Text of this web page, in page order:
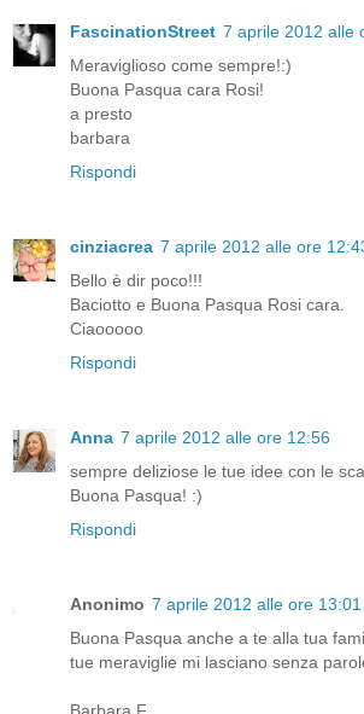
FascinationStreet 7 aprile 2012 alle
Meraviglioso come sempre!:)
Buona Pasqua cara Rosi!
a presto
barbara
Rispondi
cinziacrea 7 aprile 2012 alle ore
Bello è dir poco!!!
Baciotto e Buona Pasqua Rosi cara.
Ciaooooo
Rispondi
Anna 7 aprile 2012 alle ore 12:56
sempre deliziose le tue idee con le
Buona Pasqua! :)
Rispondi
Anonimo 7 aprile 2012 alle ore 13:01
Buona Pasqua anche a te alla tua
tue meraviglie mi lasciano senza